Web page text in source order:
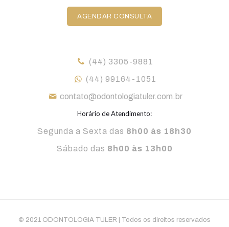
AGENDAR CONSULTA
(44) 3305-9881
(44) 99164-1051
contato@odontologiatuler.com.br
Horário de Atendimento:
Segunda a Sexta das 8h00 às 18h30
Sábado das 8h00 às 13h00
© 2021 ODONTOLOGIA TULER | Todos os direitos reservados